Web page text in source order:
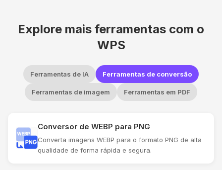
Explore mais ferramentas com o
WPS
Ferramentas de IA Ferramentas de conversão
Ferramentas de imagem Ferramentas em PDF
Conversor de WEBP para PNG
Converta imagens WEBP para o formato PNG de alta
qualidade de forma rápida e segura.